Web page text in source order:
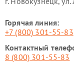
Горячая линия:
+7 (800) 301-55-83
Контактный
8 (800) 301-55-83